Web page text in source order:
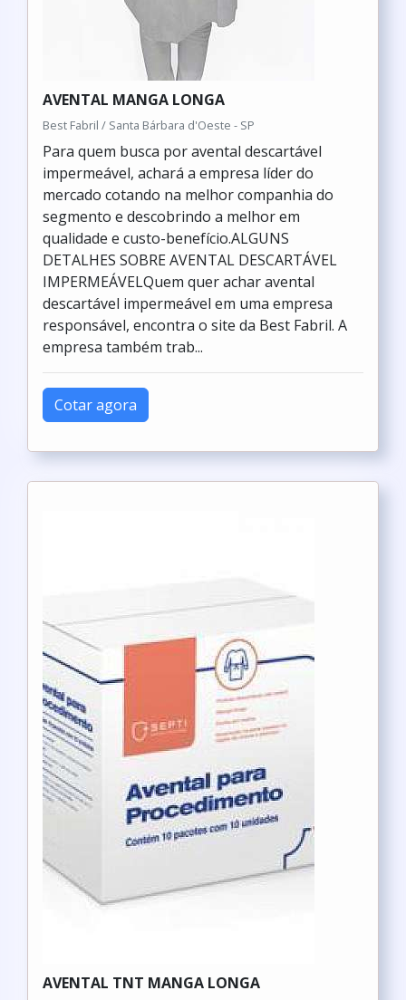
AVENTAL MANGA LONGA
Best Fabril / Santa Bárbara d'Oeste - SP
Para quem busca por avental descartável
impermeável, achará a empresa líder do
mercado cotando na melhor companhia do
segmento e descobrindo a melhor em
qualidade e custo-benefício.ALGUNS
DETALHES SOBRE AVENTAL DESCARTÁVEL
IMPERMEÁVELQuem quer achar avental
descartável impermeável em uma empresa
responsável, encontra o site da Best Fabril. A
empresa também trab...
Cotar agora
AVENTAL TNT MANGA LONGA